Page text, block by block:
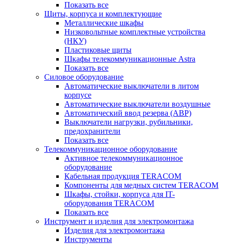
Показать все
Щиты, корпуса и комплектующие
Металлические шкафы
Низковольтные комплектные устройства
(НКУ)
Пластиковые щиты
Шкафы телекоммуникационные Astra
Показать все
Силовое оборудование
Автоматические выключатели в литом
корпусе
Автоматические выключатели воздушные
Автоматический ввод резерва (АВР)
Выключатели нагрузки, рубильники,
предохранители
Показать все
Телекоммуникационное оборудование
Активное телекоммуникационное
оборудование
Кабельная продукция TERACOM
Компоненты для медных систем TERACOM
Шкафы, стойки, корпуса для IT-
оборудования TERACOM
Показать все
Инструмент и изделия для электромонтажа
Изделия для электромонтажа
Инструменты